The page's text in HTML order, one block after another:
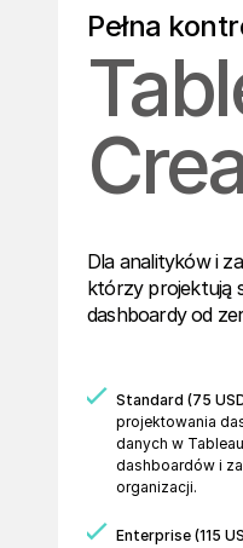
Pełna
Dla analityków i
którzy projektują
dashboardy od
Standard (75
projektowania
danych w
dashboardów i
organizacji.
Enterprise (115